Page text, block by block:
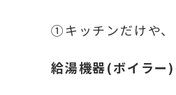
①キッチンだけや、
給湯機器(ボイラー)